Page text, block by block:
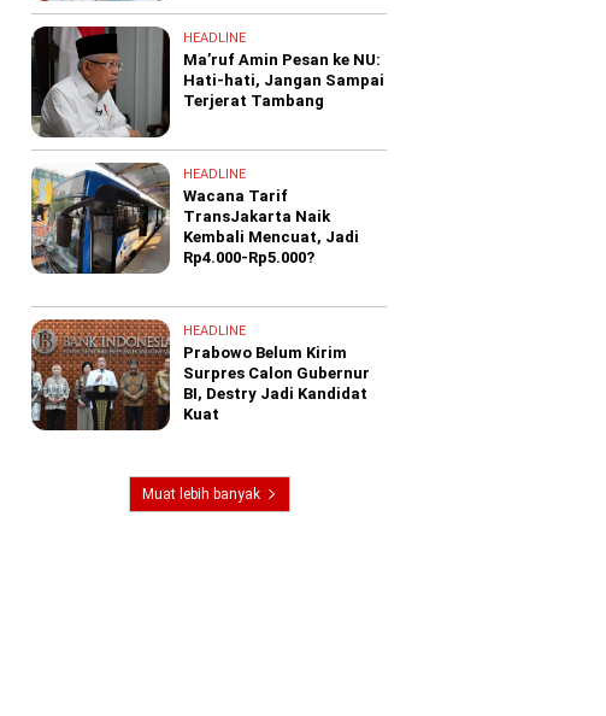
HEADLINE
Ma’ruf Amin Pesan ke NU:
Hati-hati, Jangan Sampai
Terjerat Tambang
HEADLINE
Wacana Tarif
TransJakarta Naik
Kembali Mencuat, Jadi
Rp4.000-Rp5.000?
HEADLINE
Prabowo Belum Kirim
Surpres Calon Gubernur
BI, Destry Jadi Kandidat
Kuat
Muat lebih banyak